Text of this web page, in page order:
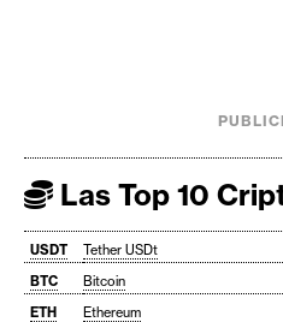
Las Top 10
USDT Tether USDt
BTC
Bitcoin
ETH
Ethereum